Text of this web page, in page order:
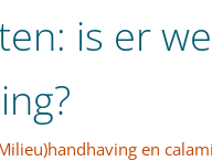
is er
en